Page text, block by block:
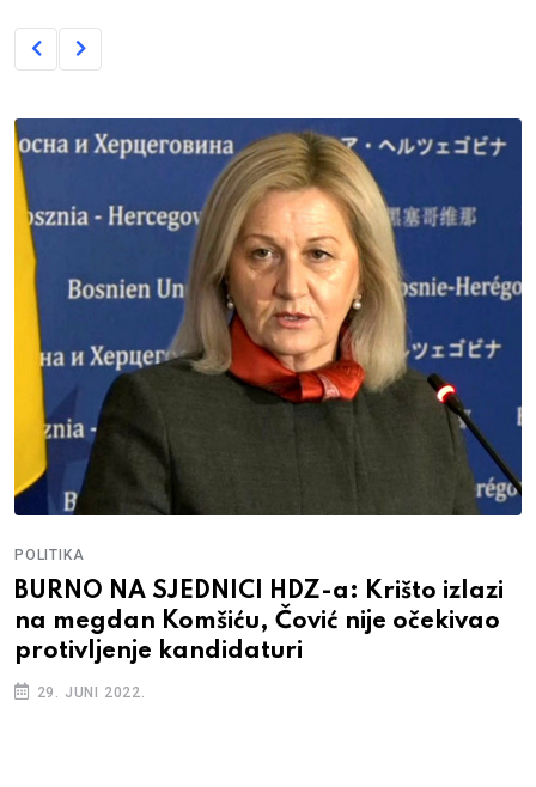
POLITIKA
BURNO NA SJEDNICI HDZ-a: Krišto izlazi
na megdan Komšiću, Čović nije očekivao
protivljenje kandidaturi
29. JUNI 2022.